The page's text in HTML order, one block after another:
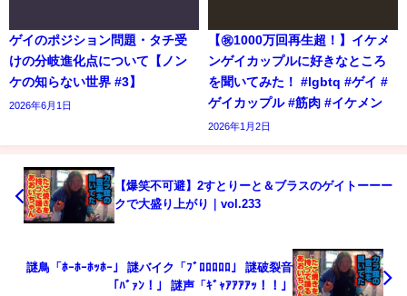
ゲイのポジション問題・タチ受
けの分岐進化点について【ノン
ケの知らない世界 #3】
2026年6月1日
【㊗️1000万回再生超！】イケメ
ンゲイカップルに好きなところ
を聞いてみた！ #lgbtq #ゲイ #
ゲイカップル #筋肉 #イケメン
2026年1月2日
【爆笑不可避】2すとりーと＆ブラスのゲイトーーー
クで大盛り上がり｜vol.233
謎鳥「ﾎｰﾎｰﾎｯﾎｰ」 謎バイク「ﾌﾞﾛﾛﾛﾛﾛ」 謎破裂音
「ﾊﾞｧﾝ！」 謎声「ｷﾞｬｱｱｱｱｯ！！」